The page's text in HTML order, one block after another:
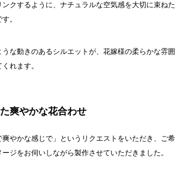
クするように、ナチュラルな空気感を大切に束ねた
。
な動きのあるシルエットが、花嫁様の柔らかな雰囲
れます。
爽やかな花合わせ
やかな感じで」というリクエストをいただき、ご希
ジをお伺いしながら製作させていただきました。